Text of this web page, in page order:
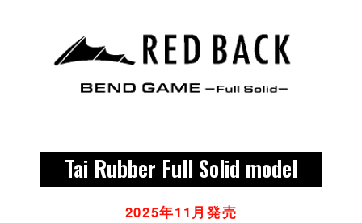
OTHER
ONLINE SHOP
OFFICIAL FAN CLUB
Tai Rubber Full Solid model
2025年11月発売